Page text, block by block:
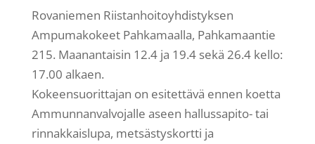
Rovaniemen Riistanhoitoyhdistyksen
Ampumakokeet Pahkamaalla, Pahkamaantie
215. Maanantaisin 12.4 ja 19.4 sekä 26.4 kello:
17.00 alkaen.
Kokeensuorittajan on esitettävä ennen koetta
Ammunnanvalvojalle aseen hallussapito- tai
rinnakkaislupa, metsästyskortti ja